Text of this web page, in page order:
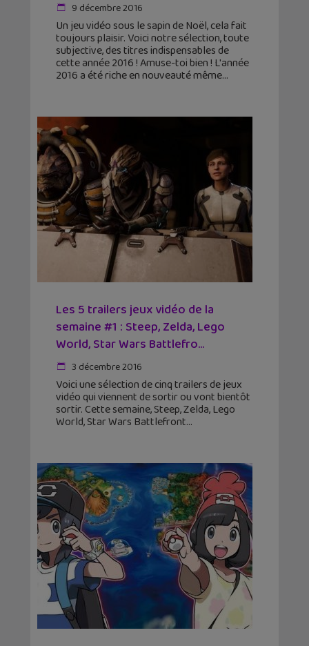
9 décembre 2016
Un jeu vidéo sous le sapin de Noël, cela fait
toujours plaisir. Voici notre sélection, toute
subjective, des titres indispensables de
cette année 2016 ! Amuse-toi bien ! L'année
2016 a été riche en nouveauté même
Les 5 trailers jeux vidéo de la
semaine #1 : Steep, Zelda, Lego
World, Star Wars Battlefro...
3 décembre 2016
Voici une sélection de cinq trailers de jeux
vidéo qui viennent de sortir ou vont bientôt
sortir. Cette semaine, Steep, Zelda, Lego
World, Star Wars Battlefront